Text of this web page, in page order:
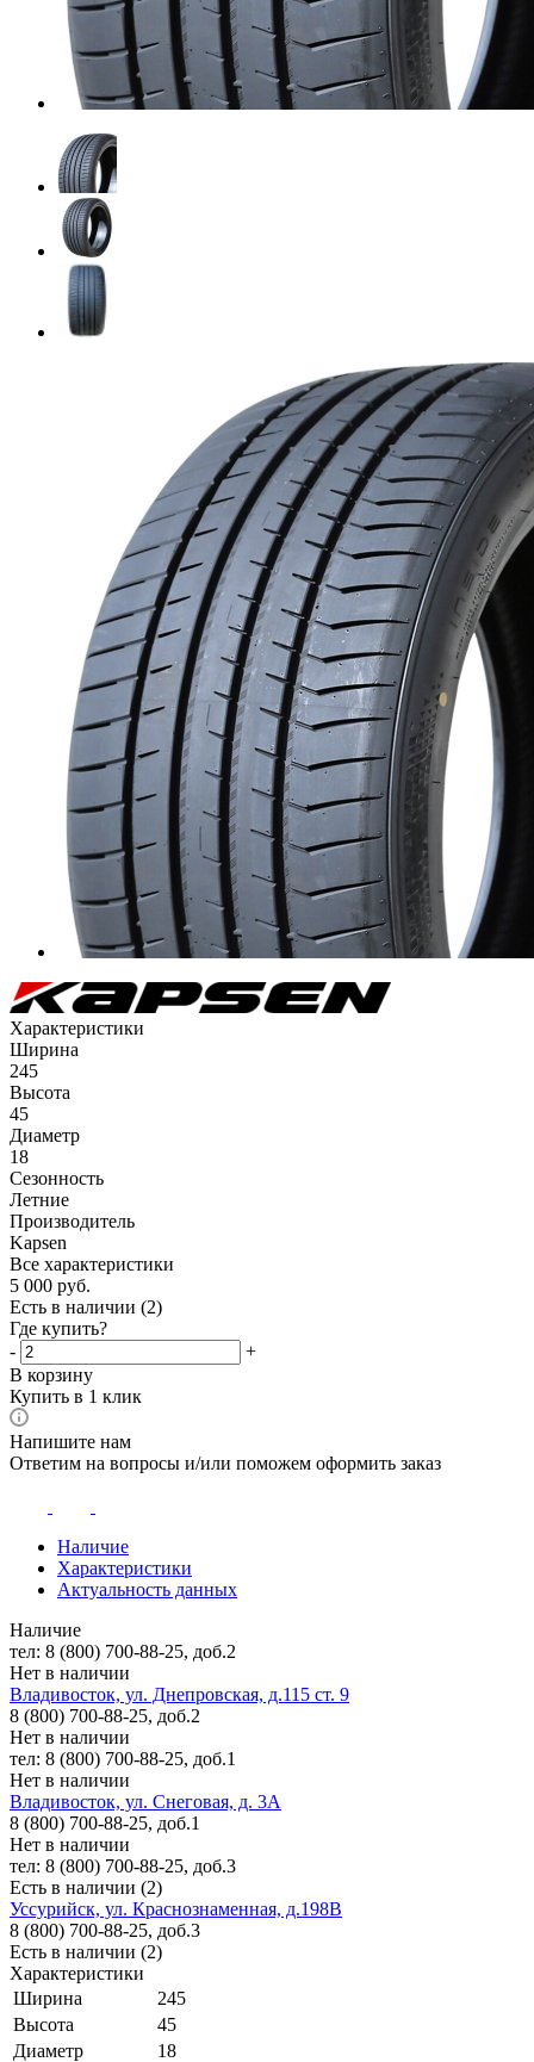
Характеристики
Ширина
245
Высота
45
Диаметр
18
Сезонность
Летние
Производитель
Kapsen
Все характеристики
5 000 руб.
Есть в наличии (2)
Где купить?
-
+
В корзину
Купить в 1 клик
Напишите нам
Ответим на вопросы и/или поможем оформить заказ
Наличие
Характеристики
Актуальность данных
Наличие
тел: 8 (800) 700-88-25, доб.2
Нет в наличии
Владивосток, ул. Днепровская, д.115 ст. 9
8 (800) 700-88-25, доб.2
Нет в наличии
тел: 8 (800) 700-88-25, доб.1
Нет в наличии
Владивосток, ул. Снеговая, д. 3А
8 (800) 700-88-25, доб.1
Нет в наличии
тел: 8 (800) 700-88-25, доб.3
Есть в наличии (2)
Уссурийск, ул. Краснознаменная, д.198В
8 (800) 700-88-25, доб.3
Есть в наличии (2)
Характеристики
Ширина
245
Высота
45
Диаметр
18